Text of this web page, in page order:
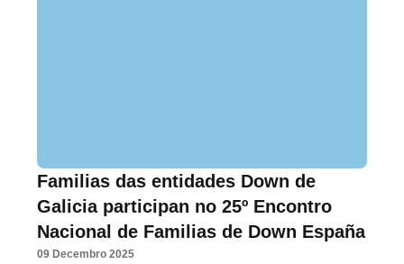
Familias das entidades Down de
Galicia participan no 25º Encontro
Nacional de Familias de Down España
09 Decembro 2025